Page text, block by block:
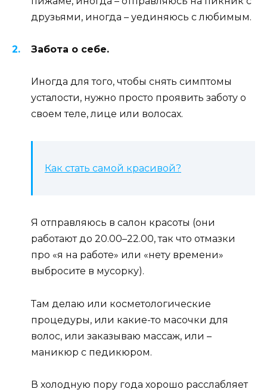
друзьями, иногда – уединяюсь с любимым.
Забота о себе.
Иногда для того, чтобы снять симптомы
усталости, нужно просто проявить заботу о
своем теле, лице или волосах.
Как стать самой красивой?
Я отправляюсь в салон красоты (они
работают до 20.00–22.00, так что отмазки
про «я на работе» или «нету времени»
выбросите в мусорку).
Там делаю или косметологические
процедуры, или какие-то масочки для
волос, или заказываю массаж, или –
маникюр с педикюром.
В холодную пору года хорошо расслабляет